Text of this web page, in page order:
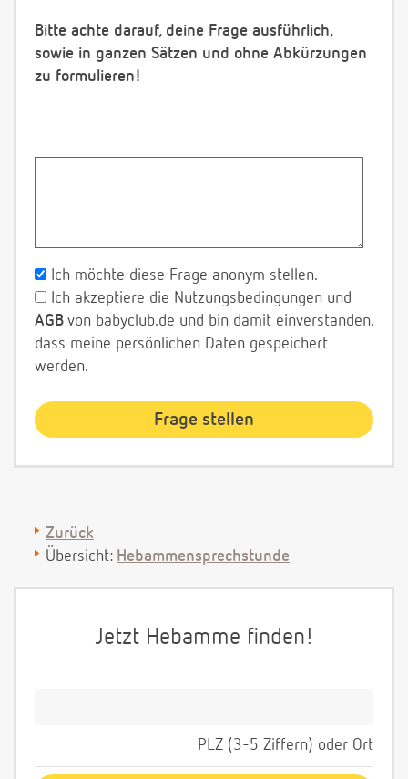
Bitte achte darauf, deine Frage ausführlich,
sowie in ganzen Sätzen und ohne Abkürzungen
zu formulieren!
Ich möchte diese Frage anonym stellen.
Ich akzeptiere die Nutzungsbedingungen und
AGB von babyclub.de und bin damit einverstanden,
dass meine persönlichen Daten gespeichert
werden.
Zurück
Übersicht: Hebammensprechstunde
Jetzt Hebamme finden!
PLZ (3-5 Ziffern) oder Ort